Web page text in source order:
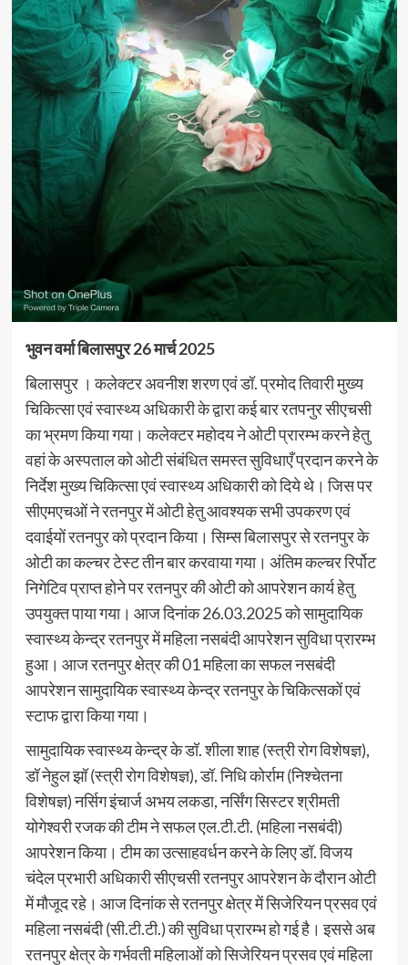
भुवन वर्मा बिलासपुर 26 मार्च 2025
बिलासपुर । कलेक्टर अवनीश शरण एवं डॉ. प्रमोद तिवारी मुख्य
चिकित्सा एवं स्वास्थ्य अधिकारी के द्वारा कई बार रतपनुर सीएचसी
का भ्रमण किया गया। कलेक्टर महोदय ने ओटी प्रारम्भ करने हेतु
वहां के अस्पताल को ओटी संबंधित समस्त सुविधाएँ प्रदान करने के
निर्देश मुख्य चिकित्सा एवं स्वास्थ्य अधिकारी को दिये थे। जिस पर
सीएमएचओं ने रतनपुर में ओटी हेतु आवश्यक सभी उपकरण एवं
दवाईयों रतनपुर को प्रदान किया। सिम्स बिलासपुर से रतनपुर के
ओटी का कल्चर टेस्ट तीन बार करवाया गया। अंतिम कल्चर रिर्पोट
निगेटिव प्राप्त होने पर रतनपुर की ओटी को आपरेशन कार्य हेतु
उपयुक्त पाया गया। आज दिनांक 26.03.2025 को सामुदायिक
स्वास्थ्य केन्द्र रतनपुर में महिला नसबंदी आपरेशन सुविधा प्रारम्भ
हुआ। आज रतनपुर क्षेत्र की 01 महिला का सफल नसबंदी
आपरेशन सामुदायिक स्वास्थ्य केन्द्र रतनपुर के चिकित्सकों एवं
स्टाफ द्वारा किया गया।
सामुदायिक स्वास्थ्य केन्द्र के डॉ. शीला शाह (स्त्री रोग विशेषज्ञ),
डॉ नेहुल झॉ (स्त्री रोग विशेषज्ञ), डॉ. निधि कोर्राम (निश्चेतना
विशेषज्ञ) नर्सिग इंचार्ज अभय लकडा, नर्सिंग सिस्टर श्रीमती
योगेश्वरी रजक की टीम ने सफल एल.टी.टी. (महिला नसबंदी)
आपरेशन किया। टीम का उत्साहवर्धन करने के लिए डॉ. विजय
चंदेल प्रभारी अधिकारी सीएचसी रतनपुर आपरेशन के दौरान ओटी
में मौजूद रहे। आज दिनांक से रतनपुर क्षेत्र में सिजेरियन प्रसव एवं
महिला नसबंदी (सी.टी.टी.) की सुविधा प्रारम्भ हो गई है। इससे अब
रतनपुर क्षेत्र के गर्भवती महिलाओं को सिजेरियन प्रसव एवं महिला